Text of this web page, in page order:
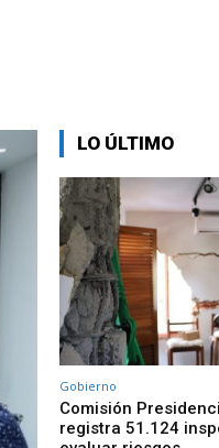
LO ÚLTIMO
Gobierno
Comisión
registra 51.124